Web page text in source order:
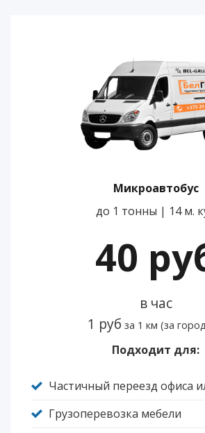
Микроавтобус
до 1 тонны | 14 м.
40
в час
1 руб за 1 км (за
Подходит для:
Частичный переезд офиса
Грузоперевозка мебели